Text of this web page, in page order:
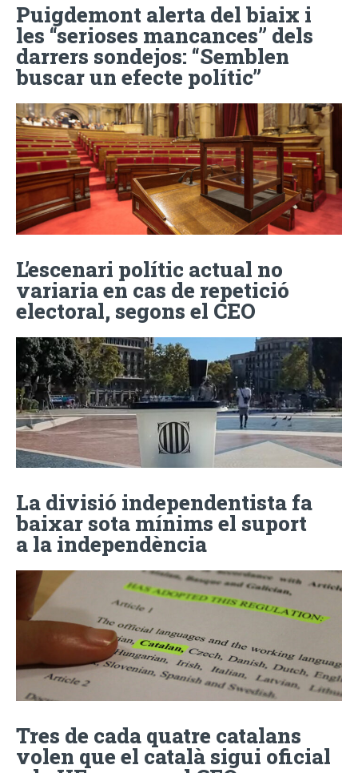
Puigdemont alerta del biaix i
les “serioses mancances” dels
darrers sondejos: “Semblen
buscar un efecte polític”
L’escenari polític actual no
variaria en cas de repetició
electoral, segons el CEO
La divisió independentista fa
baixar sota mínims el suport
a la independència
Tres de cada quatre catalans
volen que el català sigui oficial